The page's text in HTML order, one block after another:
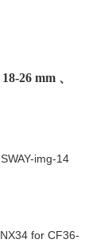
18-26 mm 、